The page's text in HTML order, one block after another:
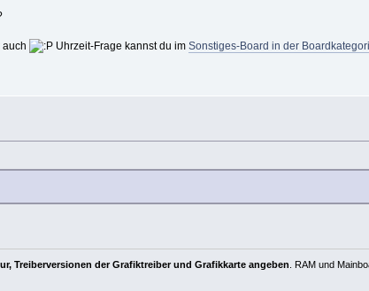
auch Uhrzeit-Frage kannst du im Sonstiges-Board in der
Treiberversionen der Grafiktreiber und Grafikkarte angeben . RAM und